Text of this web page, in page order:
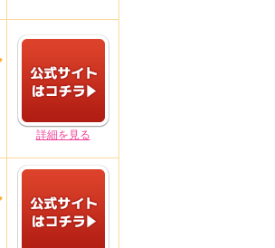
詳細を見る